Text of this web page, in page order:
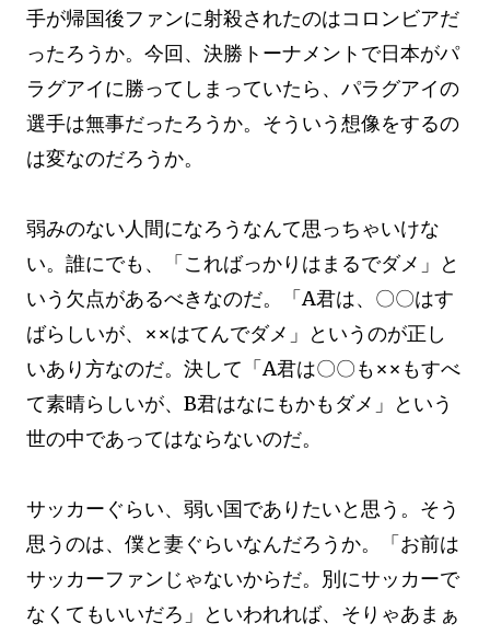
手が帰国後ファンに射殺されたのはコロンビアだ
ったろうか。今回、決勝トーナメントで日本がパ
ラグアイに勝ってしまっていたら、パラグアイの
選手は無事だったろうか。そういう想像をするの
は変なのだろうか。
弱みのない人間になろうなんて思っちゃいけな
い。誰にでも、「こればっかりはまるでダメ」と
いう欠点があるべきなのだ。「A君は、〇〇はす
ばらしいが、××はてんでダメ」というのが正し
いあり方なのだ。決して「A君は〇〇も××もすべ
て素晴らしいが、B君はなにもかもダメ」という
世の中であってはならないのだ。
サッカーぐらい、弱い国でありたいと思う。そう
思うのは、僕と妻ぐらいなんだろうか。「お前は
サッカーファンじゃないからだ。別にサッカーで
なくてもいいだろ」といわれれば、そりゃあまぁ